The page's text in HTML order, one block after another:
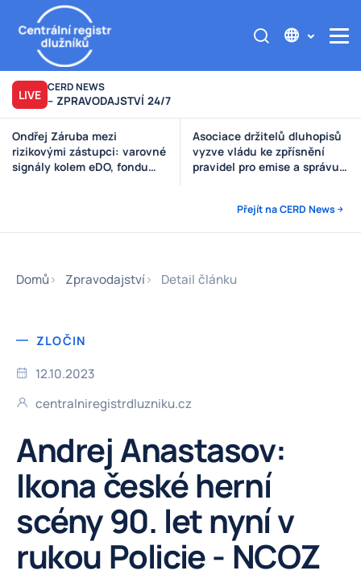
LIVE CERD NEWS
– ZPRAVODAJSTVÍ 24/7
Ondřej Záruba mezi
rizikovými zástupci: varovné
signály kolem eDO, fondu
Asociace držitelů dluhopisů
vyzve vládu ke zpřísnění
pravidel pro emise a správu
Přejít na CERD News
Domů Zpravodajství Detail článku
ZLOČIN
12.10.2023
centralniregistrdluzniku.cz
Andrej Anastasov:
Ikona české herní
scény 90. let nyní v
rukou Policie - NCOZ